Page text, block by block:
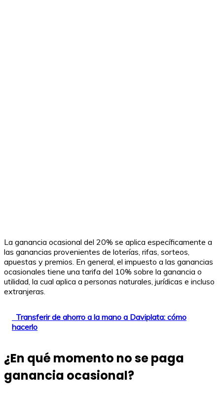
La ganancia ocasional del 20% se aplica específicamente a
las ganancias provenientes de loterías, rifas, sorteos,
apuestas y premios. En general, el impuesto a las ganancias
ocasionales tiene una tarifa del 10% sobre la ganancia o
utilidad, la cual aplica a personas naturales, jurídicas e incluso
extranjeras.
Transferir de ahorro a la mano a Daviplata: cómo
hacerlo
¿En qué momento no se paga
ganancia ocasional?